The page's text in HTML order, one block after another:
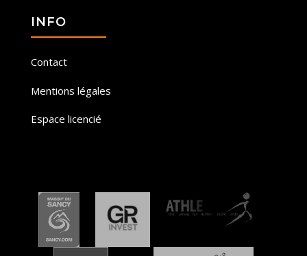
INFO
Contact
Mentions légales
Espace licencié